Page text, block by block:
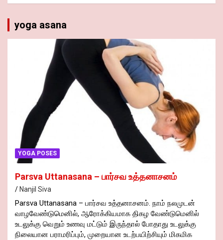
yoga asana
YOGA POSES
Parsva Uttanasana – பார்சவ உத்தனாசனம்
Nanjil Siva
Parsva Uttanasana – பார்சவ உத்தனாசனம். நாம் நலமுடன்
வாழவேண்டுமெனில், ஆரோக்கியமாக திகழ வேண்டுமெனில்
உடலுக்கு வெறும் உணவு மட்டும் இருந்தால் போதாது உடலுக்கு
நிலையான பராமரிப்பும், முறையான உடற்பயிற்சியும் மிகமிக